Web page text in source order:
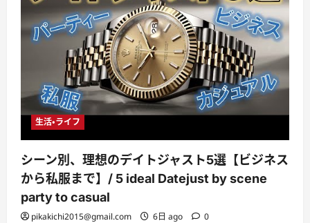
生活・ライフ
シーン別、理想のデイトジャスト5選【ビジネス
から私服まで】/ 5 ideal Datejust by scene
party to casual
pikakichi2015@gmail.com 6日 ago 0